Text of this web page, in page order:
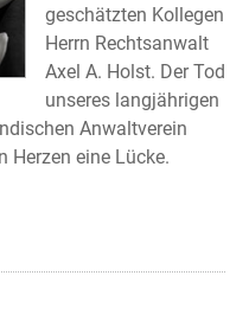
geschätzten Kollegen
Herrn Rechtsanwalt
Axel A. Holst. Der Tod
unseres langjährigen
Anwaltverein
Herzen eine Lücke.